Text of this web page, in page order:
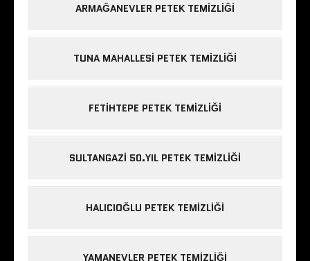
ARMAĞANEVLER PETEK TEMIZLIĞI
TUNA MAHALLESI PETEK TEMIZLIĞI
FETIHTEPE PETEK TEMIZLIĞI
SULTANGAZI 50.YIL PETEK TEMIZLIĞI
HALICIOĞLU PETEK TEMIZLIĞI
YAMANEVLER PETEK TEMIZLIĞI